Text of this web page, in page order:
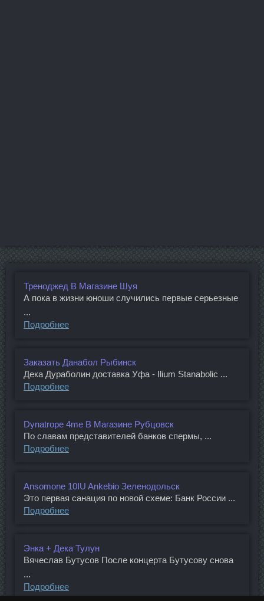
Треноджед В Магазине Шуя
А пока в жизни юноши случились первые серьезные
...
Подробнее
Заказать Данабол Рыбинск
Дека Дураболин доставка Уфа - Ilium Stanabolic ...
Подробнее
Dynatrope 4me В Магазине Рубцовск
По славам представителей банков спермы, ...
Подробнее
Ansomone 10IU Ankebio Зеленодольск
Это первая санация по новой схеме: Банк России ...
Подробнее
Энка + Дека Тулун
Вячеслав Бутусов После концерта Бутусову снова
...
Подробнее